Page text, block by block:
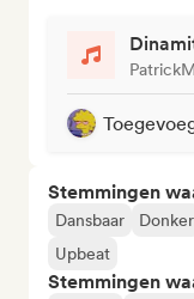
Stemmingen
Dansbaar Donker
Upbeat
Stemmingen